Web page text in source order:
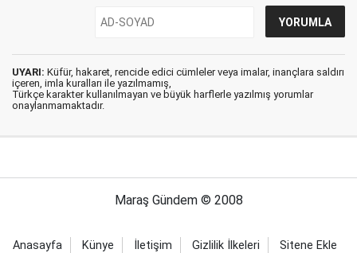
UYARI: Küfür, hakaret, rencide edici cümleler veya imalar, inançlara saldırı
içeren, imla kuralları ile yazılmamış,
Türkçe karakter kullanılmayan ve büyük harflerle yazılmış yorumlar
onaylanmamaktadır.
Maraş Gündem © 2008
Anasayfa Künye İletişim Gizlilik İlkeleri Sitene Ekle